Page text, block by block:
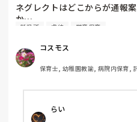
ネグレクトはどこからが通報
か…
学校側で対処するのではと、
他の保育士に通報は待ったされ
詳しく書いて特定も少し怖い
託児所 虐待 学童保育
コスモス
保育士, 幼稚園教諭, 病院内保育,
らい